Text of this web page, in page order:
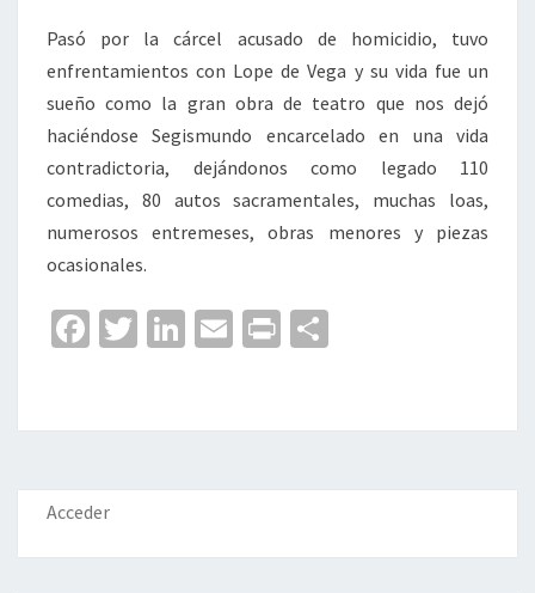
Pasó por la cárcel acusado de homicidio, tuvo
enfrentamientos con Lope de Vega y su vida fue un
sueño como la gran obra de teatro que nos dejó
haciéndose Segismundo encarcelado en una vida
contradictoria, dejándonos como legado 110
comedias, 80 autos sacramentales, muchas loas,
numerosos entremeses, obras menores y piezas
ocasionales.
Fa
o
o
k
T
er
Li
dI
n
E
l
Pr
p
ar
Acceder